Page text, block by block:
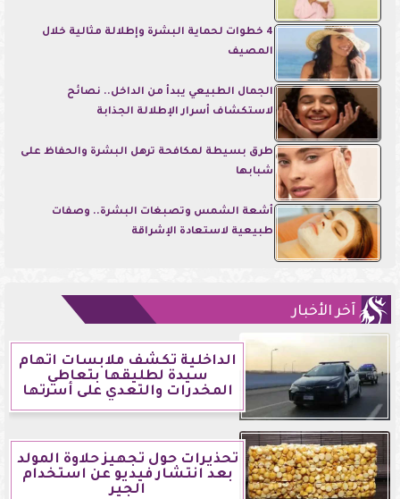
4 خطوات لحماية البشرة وإطلالة مثالية خلال
المصيف
الجمال الطبيعي يبدأ من الداخل.. نصائح
لاستكشاف أسرار الإطلالة الجذابة
طرق بسيطة لمكافحة ترهل البشرة والحفاظ على
شبابها
أشعة الشمس وتصبغات البشرة.. وصفات
طبيعية لاستعادة الإشراقة
آخر الأخبار
الداخلية تكشف ملابسات اتهام
سيدة لطليقها بتعاطي
المخدرات والتعدي على أسرتها
تحذيرات حول تجهيز حلاوة المولد
بعد انتشار فيديو عن استخدام
الجير